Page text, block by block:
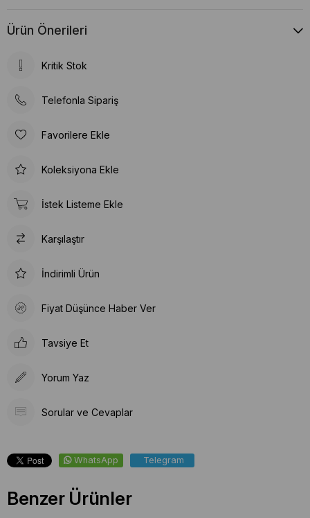
Ürün Önerileri
Kritik Stok
Telefonla Sipariş
Favorilere Ekle
Koleksiyona Ekle
İstek Listeme Ekle
Karşılaştır
İndirimli Ürün
Fiyat Düşünce Haber Ver
Tavsiye Et
Yorum Yaz
Sorular ve Cevaplar
WhatsApp Telegram
Benzer Ürünler